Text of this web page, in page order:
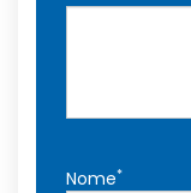
Nome*